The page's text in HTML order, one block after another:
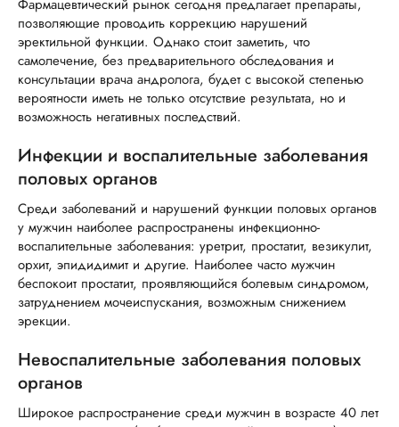
Фармацевтический рынок сегодня предлагает препараты,
позволяющие проводить коррекцию нарушений
эректильной функции. Однако стоит заметить, что
самолечение, без предварительного обследования и
консультации врача андролога, будет с высокой степенью
вероятности иметь не только отсутствие результата, но и
возможность негативных последствий.
Инфекции и воспалительные заболевания
половых органов
Среди заболеваний и нарушений функции половых органов
у мужчин наиболее распространены инфекционно-
воспалительные заболевания: уретрит, простатит, везикулит,
орхит, эпидидимит и другие. Наиболее часто мужчин
беспокоит простатит, проявляющийся болевым синдромом,
затруднением мочеиспускания, возможным снижением
эрекции.
Невоспалительные заболевания половых
органов
Широкое распространение среди мужчин в возрасте 40 лет